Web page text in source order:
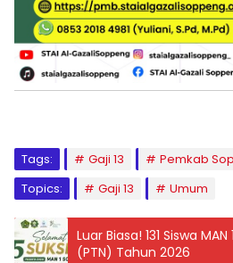
Tags: Gaji 13
Pemkab
Topics:
Gaji 13 Umum
Luar Biasa! 131 Siswa
(PTN) Tahun 2026